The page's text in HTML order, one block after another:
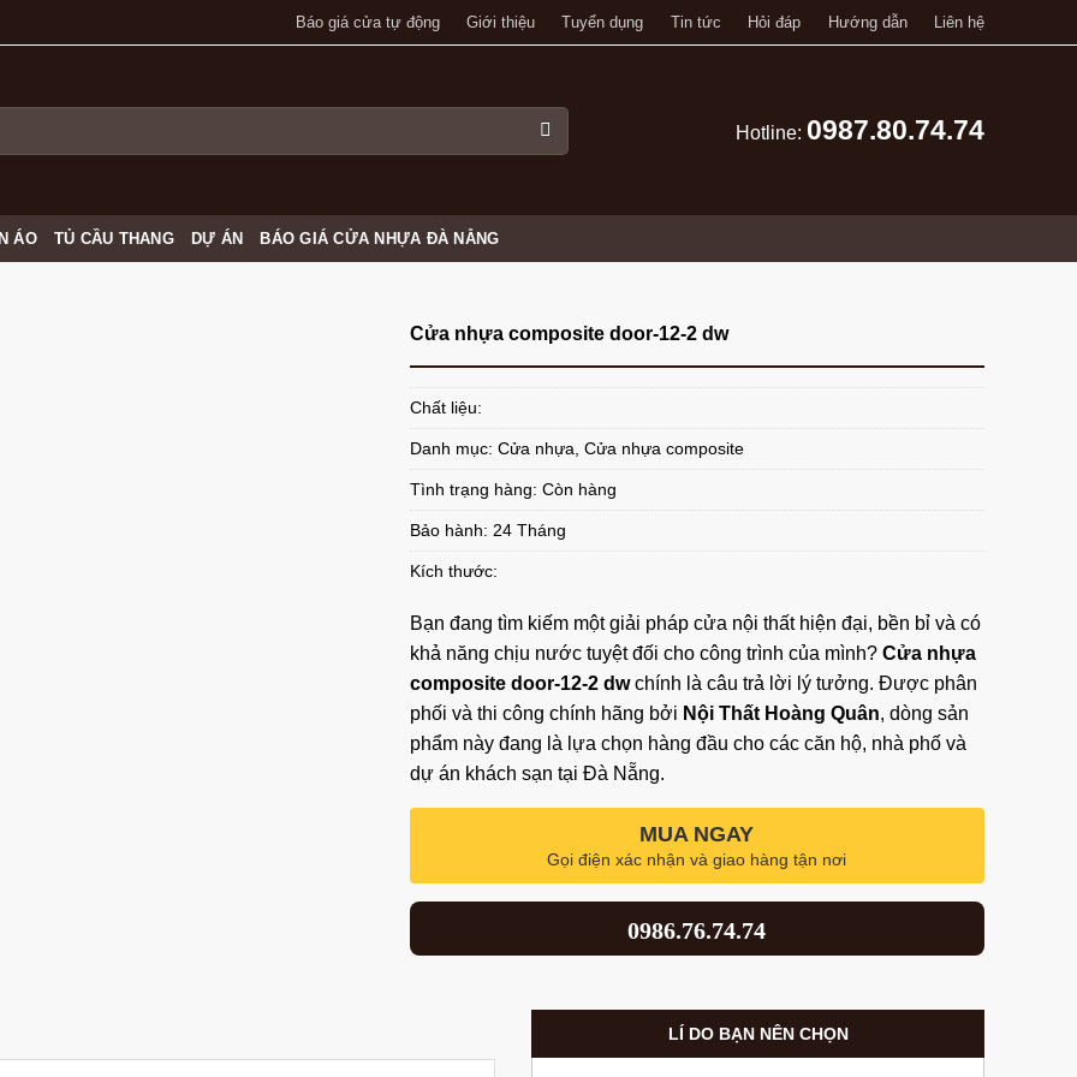
Báo giá cửa tự động Giới thiệu Tuyển dụng Tin tức Hỏi đáp Hướng dẫn Liên hệ
Hotline: 0987.80.74.74
ÁO TỦ CẦU THANG DỰ ÁN BÁO GIÁ CỬA NHỰA ĐÀ NẴNG
Cửa nhựa composite door-12-2 dw
Chất liệu:
Danh mục: Cửa nhựa Cửa nhựa composite
Tình trạng hàng: Còn hàng
Bảo hành: 24 Tháng
Kích thước:
Bạn đang tìm kiếm một giải pháp cửa nội thất hiện đại, bền bỉ và có
khả năng chịu nước tuyệt đối cho công trình của mình? Cửa nhựa
composite door-12-2 dwchính là câu trả lời lý tưởng. Được phân
phối và thi công chính hãng bởi Nội Thất Hoàng Quân, dòng sản
phẩm này đang là lựa chọn hàng đầu cho các căn hộ, nhà phố và
dự án khách sạn tại Đà Nẵng.
MUA NGAY
Gọi điện xác nhận và giao hàng tận nơi
0986.76.74.74
LÍ DO BẠN NÊN CHỌN